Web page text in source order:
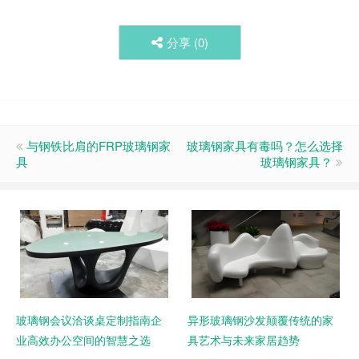
分享 (0)
与钢铁比肩的FRP玻璃钢家
具
玻璃钢家具有毒吗？怎么选择
玻璃钢家具？
玻璃钢会议洽谈桌定制指南企
业高效办公空间的智慧之选
异形玻璃钢沙发颠覆传统的家
具艺术与未来家居趋势